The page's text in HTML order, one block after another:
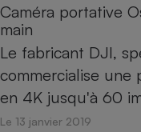
Caméra portative
main
Le fabricant DJI,
commercialise une
en 4K jusqu'à 60
Le 13 janvier 2019